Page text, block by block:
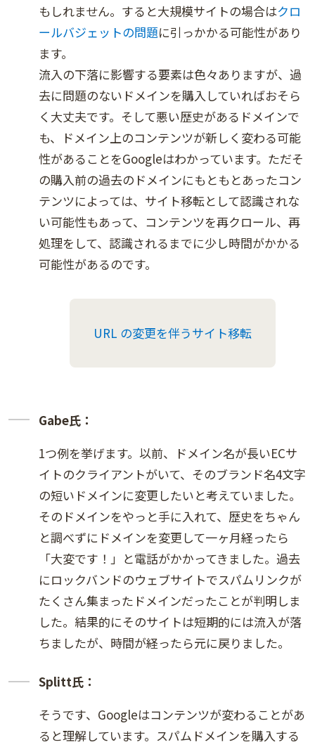
もしれません。すると大規模サイトの場合はクロ
ールバジェットの問題に引っかかる可能性があり
ます。
流入の下落に影響する要素は色々ありますが、過
去に問題のないドメインを購入していればおそら
く大丈夫です。そして悪い歴史があるドメインで
も、ドメイン上のコンテンツが新しく変わる可能
性があることをGoogleはわかっています。ただそ
の購入前の過去のドメインにもともとあったコン
テンツによっては、サイト移転として認識されな
い可能性もあって、コンテンツを再クロール、再
処理をして、認識されるまでに少し時間がかかる
可能性があるのです。
URL の変更を伴うサイト移転
Gabe氏：
1つ例を挙げます。以前、ドメイン名が長いECサ
イトのクライアントがいて、そのブランド名4文字
の短いドメインに変更したいと考えていました。
そのドメインをやっと手に入れて、歴史をちゃん
と調べずにドメインを変更して一ヶ月経ったら
「大変です！」と電話がかかってきました。過去
にロックバンドのウェブサイトでスパムリンクが
たくさん集まったドメインだったことが判明しま
した。結果的にそのサイトは短期的には流入が落
ちましたが、時間が経ったら元に戻りました。
Splitt氏：
そうです、Googleはコンテンツが変わることがあ
ると理解しています。スパムドメインを購入する